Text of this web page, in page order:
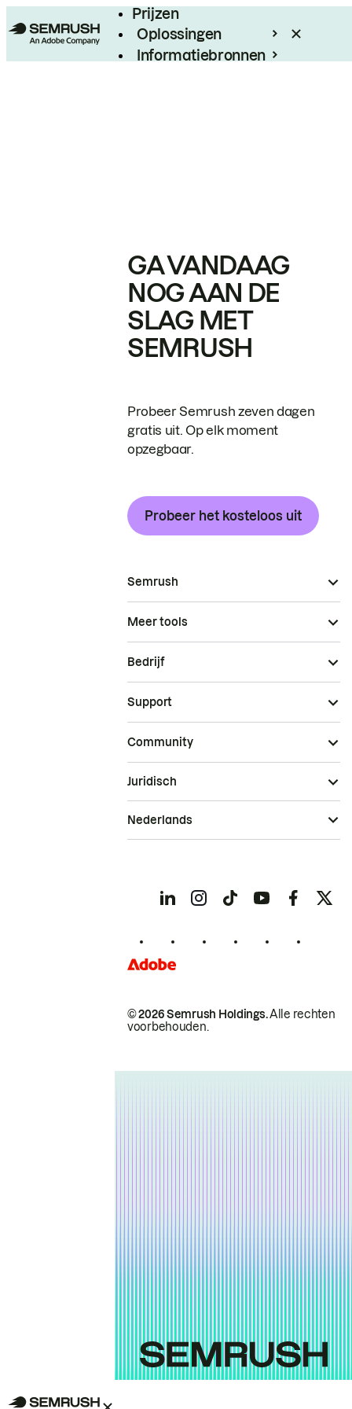
Prijzen
Oplossingen
Informatiebronnen
GA VANDAAG
NOG AAN DE
SLAG MET
SEMRUSH
Probeer Semrush zeven dagen
gratis uit. Op elk moment
opzegbaar.
Probeer het kosteloos uit
Semrush
Meer tools
Bedrijf
Support
Community
© 2026 Semrush Holdings.Alle rechten
voorbehouden.
Juridisch
Nederlands